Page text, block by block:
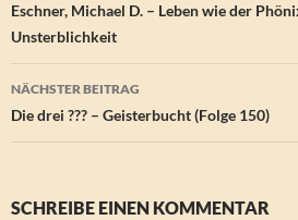
Eschner, Michael D. – Leben wie der
Unsterblichkeit
NÄCHSTER BEITRAG
Die drei ??? – Geisterbucht (Folge 150)
SCHREIBE EINEN KOMMENTAR